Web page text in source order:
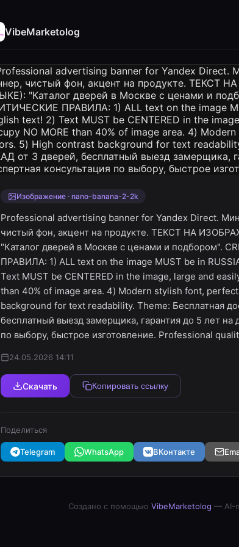
VibeMarketolog
Изображение · nano-banana-2-2k
Professional advertising banner for Yandex Direct.
чистый фон, акцент на продукте. ТЕКСТ НА
"Каталог дверей в Москве с ценами и подбором".
ПРАВИЛА: 1) ALL text on the image MUST be in
Text MUST be CENTERED in the image, large and
than 40% of image area. 4) Modern stylish font,
background for text readability. Theme: Бесплатная
бесплатный выезд замерщика, гарантия до 5 лет на
по выбору, быстрое изготовление. Professional
24.05.2026 14:11
Скачать Копировать ссылку
Поделиться
Telegram WhatsApp ВКонтакте
Создано с помощью VibeMarketolog — AI-